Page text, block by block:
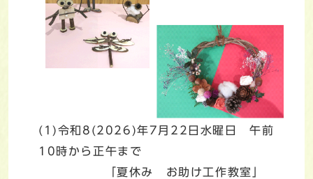
(1)令和8(2026)年7月22日水曜日 午前
10時から正午まで
「夏休み お助け工作教室」